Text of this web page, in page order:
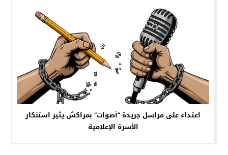
اعتداء على مراسل جريدة “أصوات” بمراكش يثير استنكار
الأسرة الإعلامية